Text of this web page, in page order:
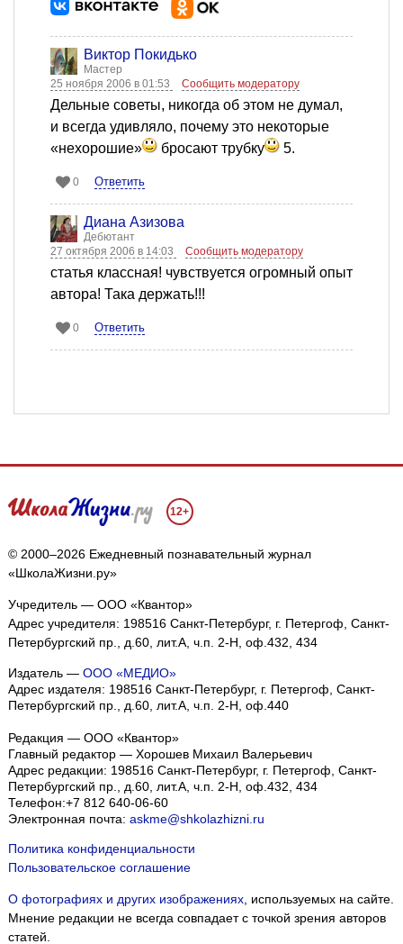
Виктор Покидько
Мастер
25 ноября 2006 в 01:53
Сообщить модератору
Дельные советы, никогда об этом не думал,
и всегда удивляло, почему это некоторые
«нехорошие»
бросают трубку 5.
0 Ответить
Диана Азизова
Дебютант
27 октября 2006 в 14:03
Сообщить модератору
статья классная! чувствуется огромный опыт
автора! Така держать!!!
0 Ответить
12+
© 2000–2026 Ежедневный познавательный журнал
«ШколаЖизни.ру»
Учредитель — ООО «Квантор»
Адрес учредителя: 198516 Санкт-Петербург, г. Петергоф, Санкт-
Петербургский пр., д.60, лит.А, ч.п. 2-Н, оф.432, 434
Издатель — ООО «МЕДИО»
Адрес издателя: 198516 Санкт-Петербург, г. Петергоф, Санкт-
Петербургский пр., д.60, лит.А, ч.п. 2-Н, оф.440
Редакция — ООО «Квантор»
Главный редактор — Хорошев Михаил Валерьевич
Адрес редакции: 198516 Санкт-Петербург, г. Петергоф, Санкт-
Петербургский пр., д.60, лит.А, ч.п. 2-Н, оф.432, 434
Телефон:+7 812 640-06-60
Электронная почта: askme@shkolazhizni.ru
Политика конфиденциальности
Пользовательское соглашение
О фотографиях и других изображениях, используемых на сайте.
Мнение редакции не всегда совпадает с точкой зрения авторов
статей.